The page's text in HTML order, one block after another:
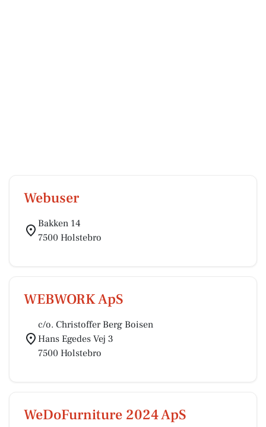
Webuser
Bakken 14
7500 Holstebro
WEBWORK ApS
c/o. Christoffer Berg Boisen
Hans Egedes Vej 3
7500 Holstebro
WeDoFurniture 2024 ApS